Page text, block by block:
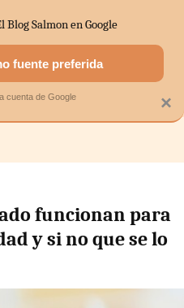
MERCADOS
funcionan para
y si no que se lo
×
Blog Salmon en Google
fuente preferida
cuenta de Google